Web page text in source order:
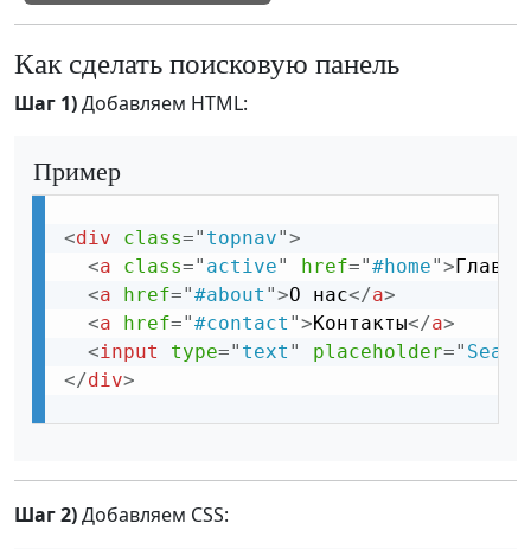
Как сделать поисковую панель
Шаг 1)Добавляем HTML:
Пример
<div class=" topnav">
<a class=" active" href="#home">
<a href="#about ">О нас</a>
<a href="#contact ">Контакты</a>
<input type=" text " placeholder="
</div>
Шаг 2)Добавляем CSS: